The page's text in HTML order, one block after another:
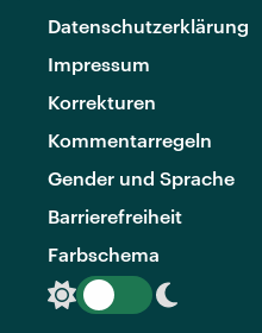
Datenschutzerklärung
Impressum
Korrekturen
Kommentarregeln
Gender und Sprache
Barrierefreiheit
Farbschema